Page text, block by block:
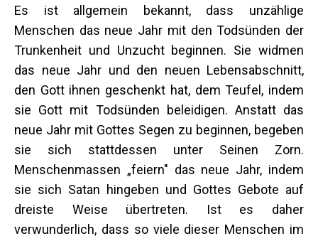
Es ist allgemein bekannt, dass unzählige
Menschen das neue Jahr mit den Todsünden der
Trunkenheit und Unzucht beginnen. Sie widmen
das neue Jahr und den neuen Lebensabschnitt,
den Gott ihnen geschenkt hat, dem Teufel, indem
sie Gott mit Todsünden beleidigen. Anstatt das
neue Jahr mit Gottes Segen zu beginnen, begeben
sie sich stattdessen unter Seinen Zorn.
Menschenmassen „feiern" das neue Jahr, indem
sie sich Satan hingeben und Gottes Gebote auf
dreiste Weise übertreten. Ist es daher
verwunderlich, dass so viele dieser Menschen im